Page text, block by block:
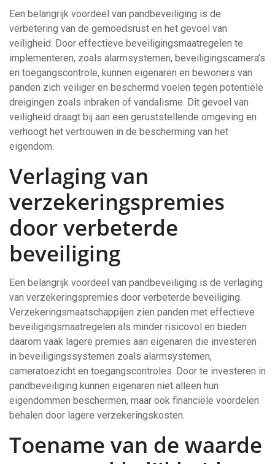
Een belangrijk voordeel van pandbeveiliging is de
verbetering van de gemoedsrust en het gevoel van
veiligheid. Door effectieve beveiligingsmaatregelen te
implementeren, zoals alarmsystemen, beveiligingscamera’s
en toegangscontrole, kunnen eigenaren en bewoners van
panden zich veiliger en beschermd voelen tegen potentiële
dreigingen zoals inbraken of vandalisme. Dit gevoel van
veiligheid draagt bij aan een geruststellende omgeving en
verhoogt het vertrouwen in de bescherming van het
eigendom.
Verlaging van
verzekeringspremies
door verbeterde
beveiliging
Een belangrijk voordeel van pandbeveiliging is de verlaging
van verzekeringspremies door verbeterde beveiliging.
Verzekeringsmaatschappijen zien panden met effectieve
beveiligingsmaatregelen als minder risicovol en bieden
daarom vaak lagere premies aan eigenaren die investeren
in beveiligingssystemen zoals alarmsystemen,
cameratoezicht en toegangscontroles. Door te investeren in
pandbeveiliging kunnen eigenaren niet alleen hun
eigendommen beschermen, maar ook financiële voordelen
behalen door lagere verzekeringskosten.
Toename van de waarde